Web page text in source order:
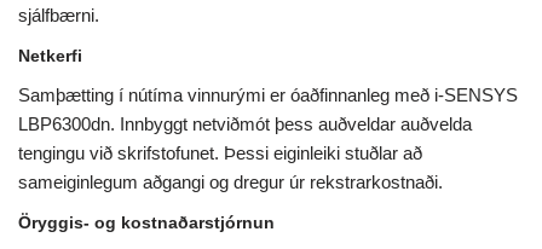
sjálfbærni.
Netkerfi
Samþætting í nútíma vinnurými er óaðfinnanleg með i-SENSYS
LBP6300dn. Innbyggt netviðmót þess auðveldar auðvelda
tengingu við skrifstofunet. Þessi eiginleiki stuðlar að
sameiginlegum aðgangi og dregur úr rekstrarkostnaði.
Öryggis- og kostnaðarstjórnun